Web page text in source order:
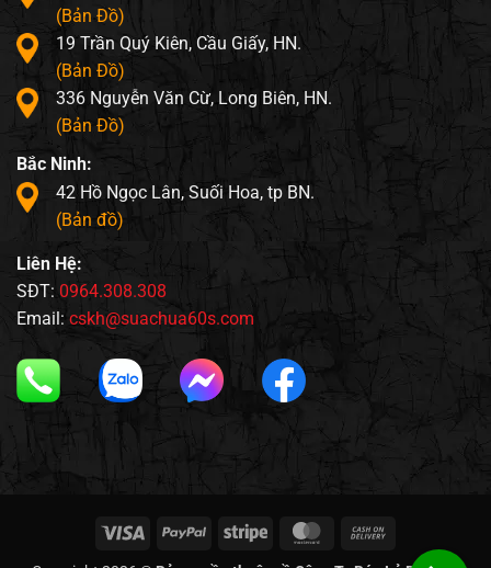
(Bản Đồ)
19 Trần Quý Kiên, Cầu Giấy, HN.
(Bản Đồ)
336 Nguyễn Văn Cừ, Long Biên, HN.
(Bản Đồ)
Bắc Ninh:
42 Hồ Ngọc Lân, Suối Hoa, tp BN.
(Bản đồ)
Liên Hệ:
SĐT: 0964.308.308
Email: cskh@suachua60s.com
Visa PayPal Stripe MasterCard